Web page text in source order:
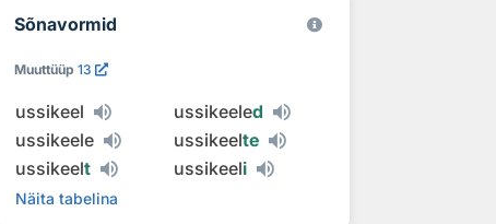
Sõnavormid
Muuttüüp 13
ussikeel ussikeeled
ussikeele
ussikeelte
ussikeelt ussikeeli
Näita tabelina